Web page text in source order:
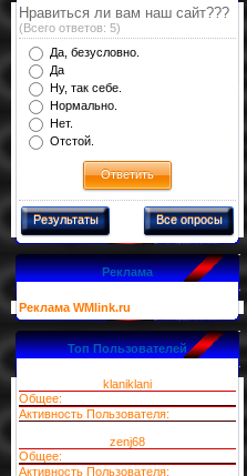
Нравиться ли вам наш сайт???
(Всего ответов: 5)
Да, безусловно.
Да
Ну, так себе.
Нормально.
Нет.
Отстой.
Результаты Все опросы
Реклама
Реклама WMlink.ru
Топ Пользователей
klaniklani
Общее:
Активность Пользователя:
zenj68
Общее:
Активность Пользователя: